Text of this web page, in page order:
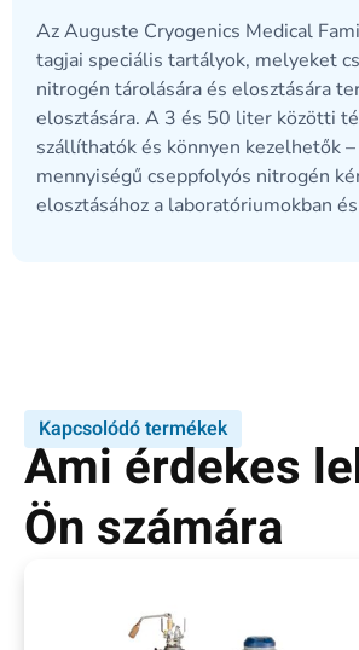
Az Auguste Cryogenics Medical
tagjai speciális tartályok, melyeket
nitrogén tárolására és elosztására
elosztására. A 3 és 50 liter közötti
szállíthatók és könnyen kezelhetők
mennyiségű cseppfolyós nitrogén
elosztásához a laboratóriumokban
Kapcsolódó termékek
Ami érdekes
Ön számára